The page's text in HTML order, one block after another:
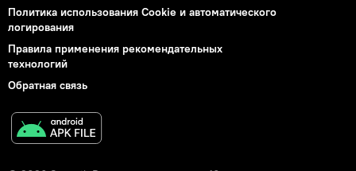
Политика использования Cookie и автоматического
логирования
Правила применения рекомендательных
технологий
Обратная связь